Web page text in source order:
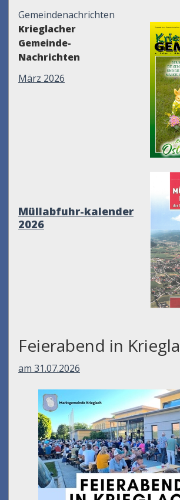
Gemeindenachrichten
Krieglacher
Gemeinde-
Nachrichten
März 2026
Müllabfuhr-kalender
2026
Feierabend in
am 31.07.2026